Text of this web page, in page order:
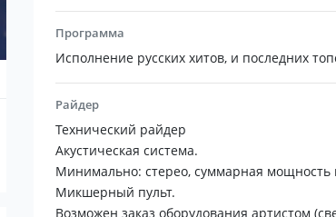
профессиональной студии).
Программа
Исполнение русских хитов, и последних
Райдер
Технический райдер
Акустическая система.
Минимально: стерео, суммарная мощность
Микшерный пульт.
Возможен заказ оборудования артистом